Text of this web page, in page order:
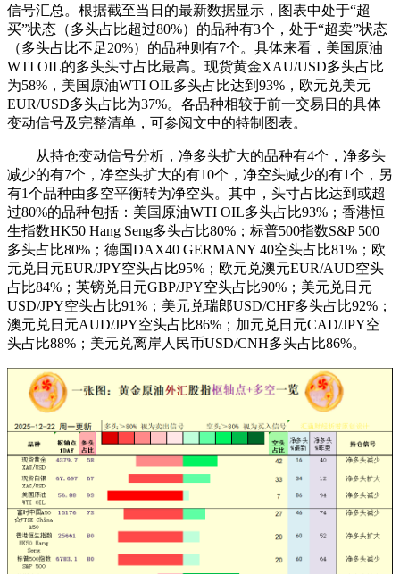
信号汇总。根据截至当日的最新数据显示，图表中处于“超
买”状态（多头占比超过80%）的品种有3个，处于“超卖”状态
（多头占比不足20%）的品种则有7个。具体来看，美国原油
WTI OIL的多头头寸占比最高。现货黄金XAU/USD多头占比
为58%，美国原油WTI OIL多头占比达到93%，欧元兑美元
EUR/USD多头占比为37%。各品种相较于前一交易日的具体
变动信号及完整清单，可参阅文中的特制图表。
从持仓变动信号分析，净多头扩大的品种有4个，净多头
减少的有7个，净空头扩大的有10个，净空头减少的有1个，另
有1个品种由多空平衡转为净空头。其中，头寸占比达到或超
过80%的品种包括：美国原油WTI OIL多头占比93%；香港恒
生指数HK50 Hang Seng多头占比80%；标普500指数S&P 500
多头占比80%；德国DAX40 GERMANY 40空头占比81%；欧
元兑日元EUR/JPY空头占比95%；欧元兑澳元EUR/AUD空头
占比84%；英镑兑日元GBP/JPY空头占比90%；美元兑日元
USD/JPY空头占比91%；美元兑瑞郎USD/CHF多头占比92%；
澳元兑日元AUD/JPY空头占比86%；加元兑日元CAD/JPY空
头占比88%；美元兑离岸人民币USD/CNH多头占比86%。